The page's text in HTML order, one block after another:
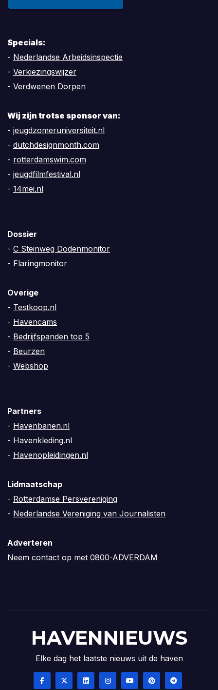
Specials:
- Nederlandse Arbeidsinspectie
- Verkiezingswijzer
- Verdwenen Dorpen
Wij zijn trotse sponsor van:
- jeugdzomeruniversiteit.nl
- dutchdesignmonth.com
- rotterdamswim.com
- jeugdfilmfestival.nl
- 14mei.nl
Dossier
- C Steinweg Dodenmonitor
- Flaringmonitor
Overige
- Testkoop.nl
- Havencams
- Bedrijfspanden top 5
- Beurzen
- Webshop
Partners
- Havenbanen.nl
- Havenkleding.nl
- Havenopleidingen.nl
Lidmaatschap
- Rotterdamse Persvereniging
- Nederlandse Vereniging van Journalisten
Adverteren
Neem contact op met 0800-ADVERDAM
HAVENNIEUWS
Elke dag het laatste nieuws uit de haven